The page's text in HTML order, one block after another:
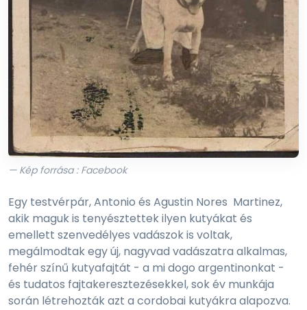
Egy testvérpár, Antonio és Agustin Nores Martinez,
akik maguk is tenyésztettek ilyen kutyákat és
emellett szenvedélyes vadászok is voltak,
megálmodtak egy új, nagyvad vadászatra alkalmas,
fehér színű kutyafajtát - a mi dogo argentinonkat -
és tudatos fajtakeresztezésekkel, sok év munkája
során létrehozták azt a cordobai kutyákra alapozva.
— Kép forrása : Facebook